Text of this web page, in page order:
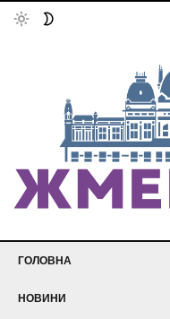
ГОЛОВНА
НОВИНИ